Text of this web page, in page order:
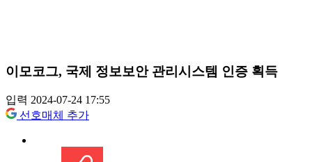
이모코그, 국제 정보보안 관리시스템 인증 획득
입력 2024-07-24 17:55
선호매체 추가